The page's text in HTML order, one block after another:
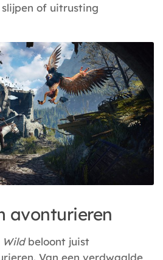
of uitrusting
avonturieren
Wildbeloont juist
Van een verdwaalde